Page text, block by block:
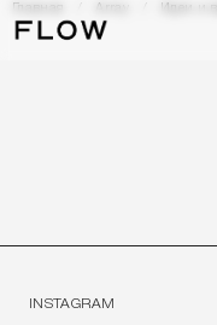
Главная
INSTAGRAM